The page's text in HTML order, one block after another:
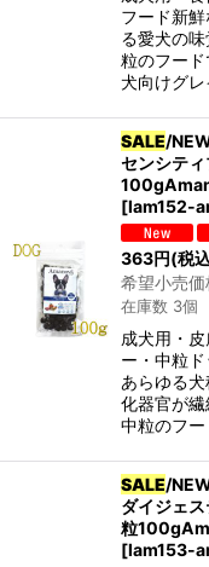
フード新
る愛犬の
粒のフー
犬向けグ
SALE/
センシテ
[lam152-
363円(税
希望小売価
在庫数 3個
成犬用・
ー・中粒ド
あらゆる
化器官が
中粒のフ
SALE/
ダイジェ
粒
[lam153-